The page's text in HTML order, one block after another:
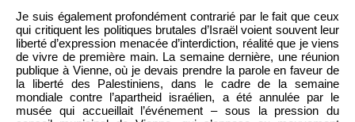
Je suis également profondément contrarié par le fait que ceux
qui critiquent les politiques brutales d’Israël voient souvent leur
liberté d’expression menacée d’interdiction, réalité que je viens
de vivre de première main. La semaine dernière, une réunion
publique à Vienne, où je devais prendre la parole en faveur de
la liberté des Palestiniens, dans le cadre de la semaine
mondiale contre l’apartheid israélien, a été annulée par le
musée qui accueillait l’événement – sous la pression du